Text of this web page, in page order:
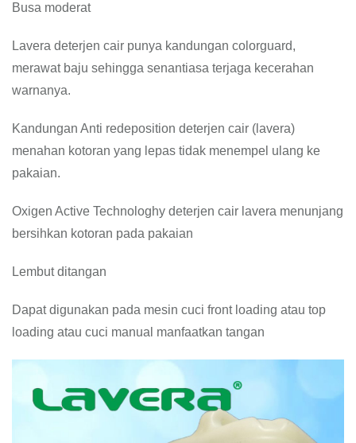
Busa moderat
Lavera deterjen cair punya kandungan colorguard,
merawat baju sehingga senantiasa terjaga kecerahan
warnanya.
Kandungan Anti redeposition deterjen cair (lavera)
menahan kotoran yang lepas tidak menempel ulang ke
pakaian.
Oxigen Active Technologhy deterjen cair lavera menunjang
bersihkan kotoran pada pakaian
Lembut ditangan
Dapat digunakan pada mesin cuci front loading atau top
loading atau cuci manual manfaatkan tangan